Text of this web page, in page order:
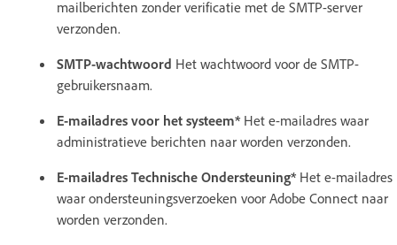
mailberichten zonder verificatie met de SMTP-server
verzonden.
SMTP-wachtwoord Het wachtwoord voor de SMTP-
gebruikersnaam.
E-mailadres voor het systeem* Het e-mailadres waar
administratieve berichten naar worden verzonden.
E-mailadres Technische Ondersteuning* Het e-mailadres
waar ondersteuningsverzoeken voor Adobe Connect naar
worden verzonden.